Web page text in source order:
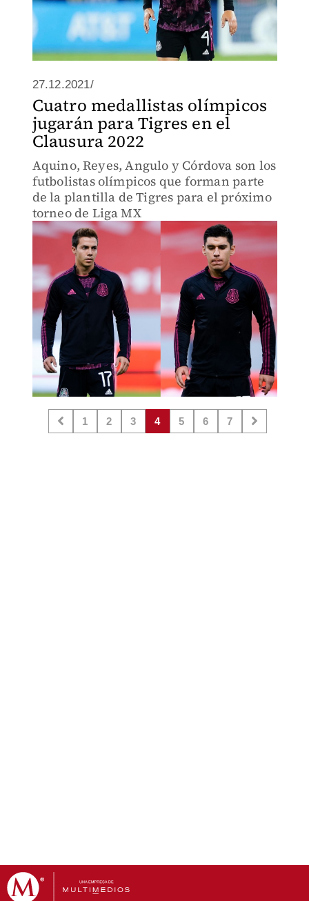
27.12.2021/
Cuatro medallistas olímpicos
jugarán para Tigres en el
Clausura 2022
Aquino, Reyes, Angulo y Córdova son los
futbolistas olímpicos que forman parte
de la plantilla de Tigres para el próximo
torneo de Liga MX
1 2 3 4 5 6 7